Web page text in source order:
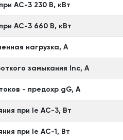
AC-3 230 В, кВт
AC-3 660 В, кВт
нагрузка, А
замыкания Inc, А
- предохр gG, А
при Ie АС-3, Вт
при Ie АС-1, Вт